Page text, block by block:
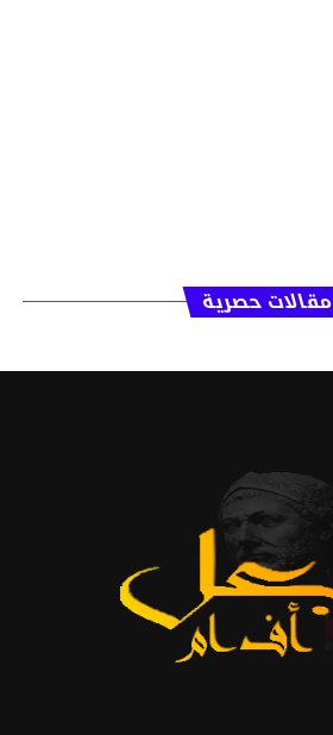
مقالات حصرية